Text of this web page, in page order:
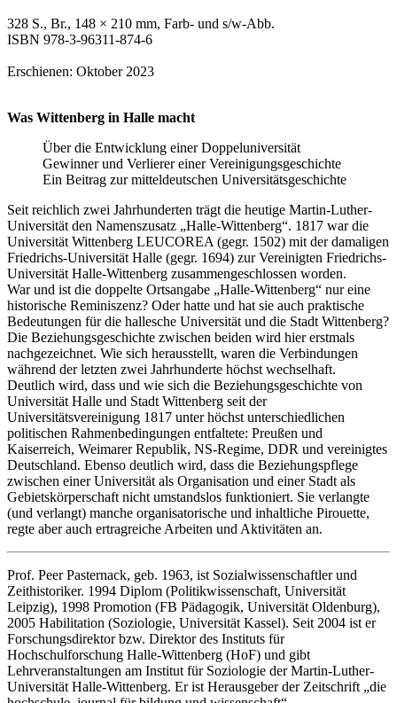
328 S., Br., 148 × 210 mm, Farb- und s/w-Abb.
ISBN 978-3-96311-874-6
Erschienen: Oktober 2023
Was Wittenberg in Halle macht
Über die Entwicklung einer Doppeluniversität
Gewinner und Verlierer einer Vereinigungsgeschichte
Ein Beitrag zur mitteldeutschen Universitätsgeschichte
Seit reichlich zwei Jahrhunderten trägt die heutige Martin-Luther-
Universität den Namenszusatz „Halle-Wittenberg“. 1817 war die
Universität Wittenberg LEUCOREA (gegr. 1502) mit der damaligen
Friedrichs-Universität Halle (gegr. 1694) zur Vereinigten Friedrichs-
Universität Halle-Wittenberg zusammengeschlossen worden.
War und ist die doppelte Ortsangabe „Halle-Wittenberg“ nur eine
historische Reminiszenz? Oder hatte und hat sie auch praktische
Bedeutungen für die hallesche Universität und die Stadt Wittenberg?
Die Beziehungsgeschichte zwischen beiden wird hier erstmals
nachgezeichnet. Wie sich herausstellt, waren die Verbindungen
während der letzten zwei Jahrhunderte höchst wechselhaft.
Deutlich wird, dass und wie sich die Beziehungsgeschichte von
Universität Halle und Stadt Wittenberg seit der
Universitätsvereinigung 1817 unter höchst unterschiedlichen
politischen Rahmenbedingungen entfaltete: Preußen und
Kaiserreich, Weimarer Republik, NS-Regime, DDR und vereinigtes
Deutschland. Ebenso deutlich wird, dass die Beziehungspflege
zwischen einer Universität als Organisation und einer Stadt als
Gebietskörperschaft nicht umstandslos funktioniert. Sie verlangte
(und verlangt) manche organisatorische und inhaltliche Pirouette,
regte aber auch ertragreiche Arbeiten und Aktivitäten an.
Prof. Peer Pasternack, geb. 1963, ist Sozialwissenschaftler und
Zeithistoriker. 1994 Diplom (Politikwissenschaft, Universität
Leipzig), 1998 Promotion (FB Pädagogik, Universität Oldenburg),
2005 Habilitation (Soziologie, Universität Kassel). Seit 2004 ist er
Forschungsdirektor bzw. Direktor des Instituts für
Hochschulforschung Halle-Wittenberg (HoF) und gibt
Lehrveranstaltungen am Institut für Soziologie der Martin-Luther-
Universität Halle-Wittenberg. Er ist Herausgeber der Zeitschrift „die